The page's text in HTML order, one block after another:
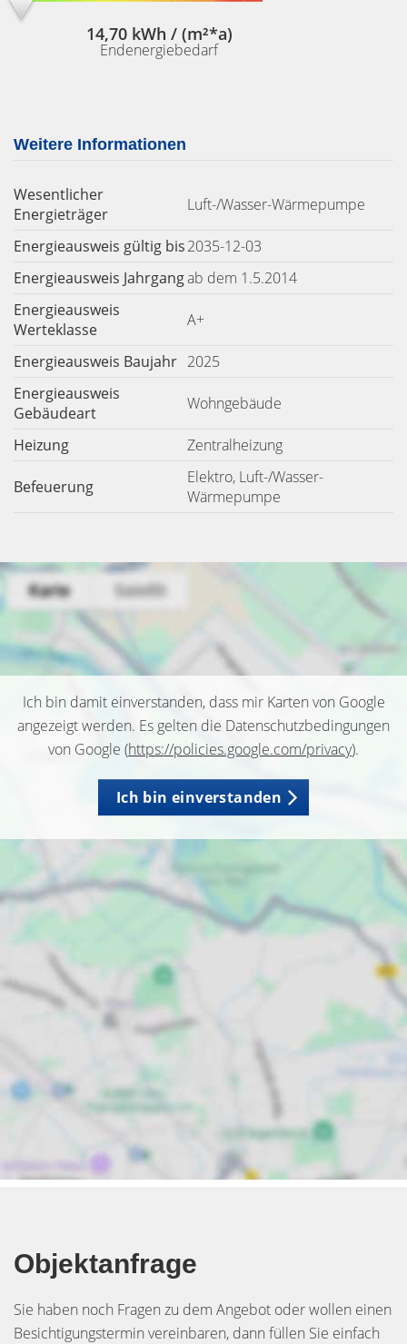
14,70 kWh / (m²*a)
Endenergiebedarf
Weitere Informationen
Wesentlicher
Energieträger
Luft-/Wasser-Wärmepumpe
Energieausweis gültig bis2035-12-03
Energieausweis Jahrgangab dem 1.5.2014
Energieausweis
Werteklasse
A+
Energieausweis Baujahr 2025
Energieausweis
Gebäudeart
Wohngebäude
Heizung Zentralheizung
Befeuerung
Elektro, Luft-/Wasser-
Wärmepumpe
Ich bin damit einverstanden, dass mir Karten von Google
angezeigt werden. Es gelten die Datenschutzbedingungen
von Google (https://policies.google.com/privacy).
Ich bin einverstanden
Objektanfrage
Sie haben noch Fragen zu dem Angebot oder wollen einen
Besichtigungstermin vereinbaren, dann füllen Sie einfach